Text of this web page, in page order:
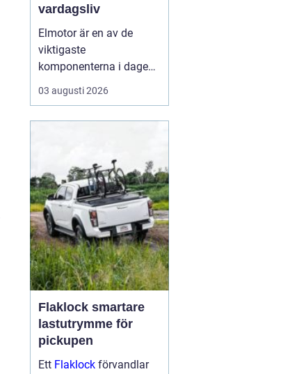
vardagsliv
Elmotor är en av de
viktigaste
komponenterna i dagens
samhälle, från små
hushållsapparater till
driftsäkerhet, lägre ...
03 augusti 2026
Flaklock smartare
lastutrymme för
pickupen
Ett Flaklock förvandlar